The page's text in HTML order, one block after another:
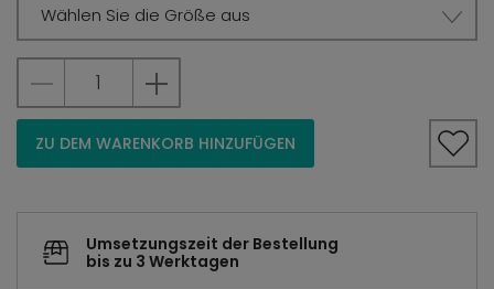
Wählen Sie die Größe aus
ZU DEM WARENKORB HINZUFÜGEN
Umsetzungszeit der Bestellung
bis zu 3 Werktagen